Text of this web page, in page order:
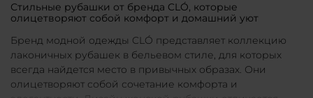
Стильные рубашки от бренда CLÓ, которые
олицетворяют собой комфорт и домашний уют
Бренд модной одежды CLÓ представляет коллекцию
лаконичных рубашек в бельевом стиле, для которых
всегда найдется место в привычных образах. Они
олицетворяют собой сочетание комфорта и